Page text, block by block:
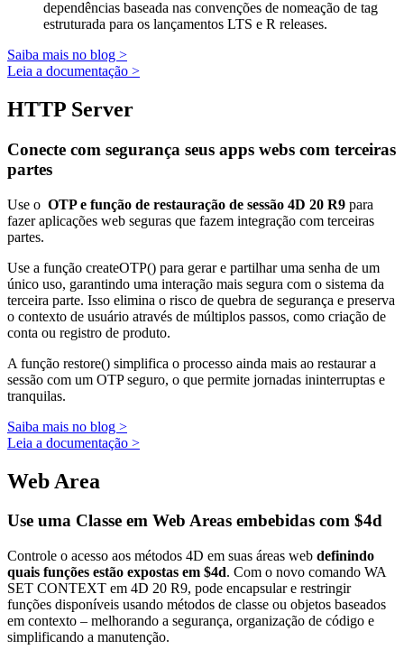
dependências baseada nas convenções de nomeação de tag
estruturada para os lançamentos LTS e R releases.
Saiba mais no blog >
Leia a documentação >
HTTP Server
Conecte com segurança seus apps webs com terceiras
partes
Use o OTP e função de restauração de sessão 4D 20 R9 para
fazer aplicações web seguras que fazem integração com terceiras
partes.
Use a função createOTP() para gerar e partilhar uma senha de um
único uso, garantindo uma interação mais segura com o sistema da
terceira parte. Isso elimina o risco de quebra de segurança e preserva
o contexto de usuário através de múltiplos passos, como criação de
conta ou registro de produto.
A função restore() simplifica o processo ainda mais ao restaurar a
sessão com um OTP seguro, o que permite jornadas ininterruptas e
tranquilas.
Saiba mais no blog >
Leia a documentação >
Web Area
Use uma Classe em Web Areas embebidas com $4d
Controle o acesso aos métodos 4D em suas áreas web definindo
quais funções estão expostas em $4d. Com o novo comando WA
SET CONTEXT em 4D 20 R9, pode encapsular e restringir
funções disponíveis usando métodos de classe ou objetos baseados
em contexto – melhorando a segurança, organização de código e
simplificando a manutenção.